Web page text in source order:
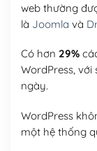
web thường
là Joomla và
Có hơn 29%
WordPress,
ngày.
WordPress
một hệ thống